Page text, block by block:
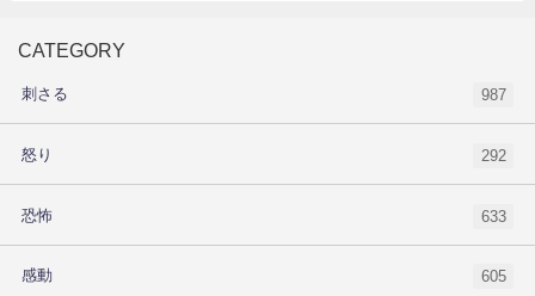
CATEGORY
刺さる 987
怒り 292
恐怖 633
感動 605